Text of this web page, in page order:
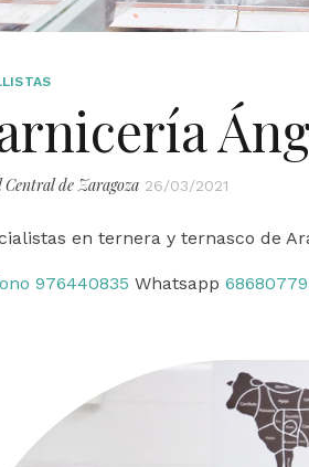
Central de Zaragoza 26/03/2021
en ternera y ternasco de
976440835 Whatsapp